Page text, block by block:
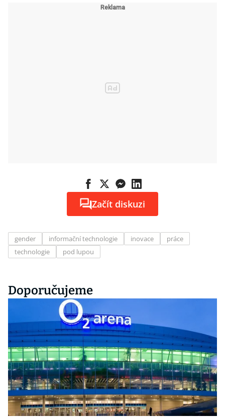
Začít diskuzi
gender informační technologie inovace
práce
technologie
pod lupou
Doporučujeme